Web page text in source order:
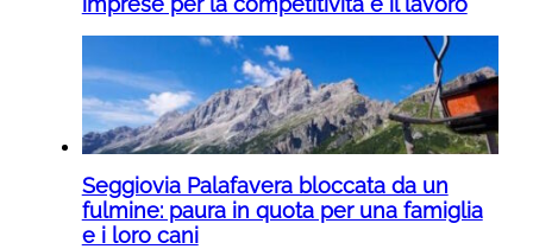
Seggiovia Palafavera bloccata da un
fulmine: paura in quota per una famiglia
e i loro cani